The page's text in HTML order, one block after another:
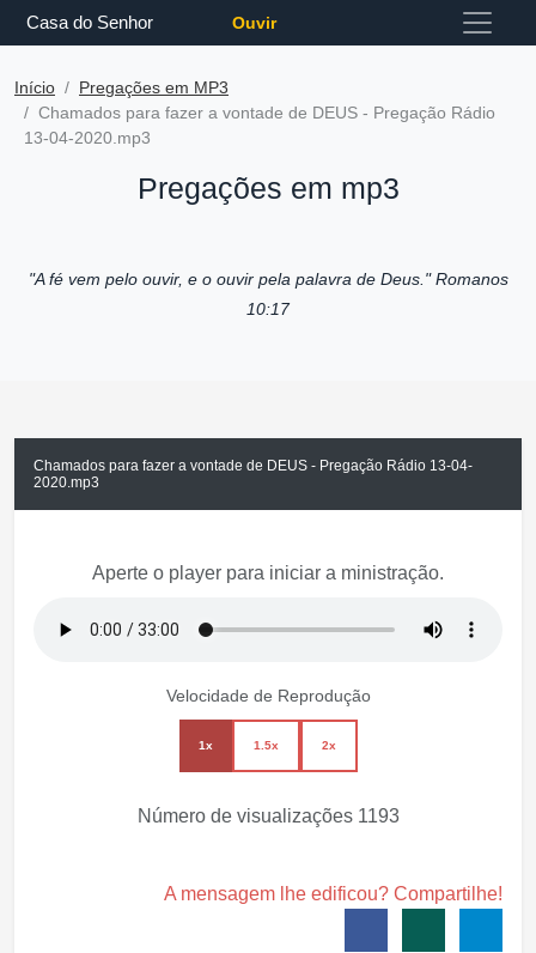
Casa do Senhor Ouvir
Início
Pregações em MP3
Chamados para fazer a vontade de DEUS - Pregação Rádio
13-04-2020.mp3
Pregações em mp3
"A fé vem pelo ouvir, e o ouvir pela palavra de Deus."Romanos
10:17
Chamados para fazer a vontade de DEUS - Pregação Rádio 13-04-
2020.mp3
Aperte o player para iniciar a ministração.
Velocidade de Reprodução
1x 1.5x 2x
Número de visualizações 1193
A mensagem lhe edificou? Compartilhe!